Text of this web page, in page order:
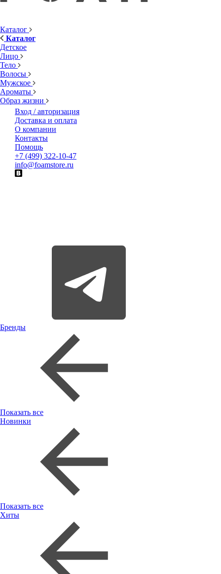
Каталог
Каталог
Детское
Лицо
Тело
Волосы
Мужское
Ароматы
Образ жизни
Вход / авторизация
Доставка и оплата
О компании
Контакты
Помощь
+7 (499) 322-10-47
info@foamstore.ru
Бренды
Показать все
Новинки
Показать все
Хиты